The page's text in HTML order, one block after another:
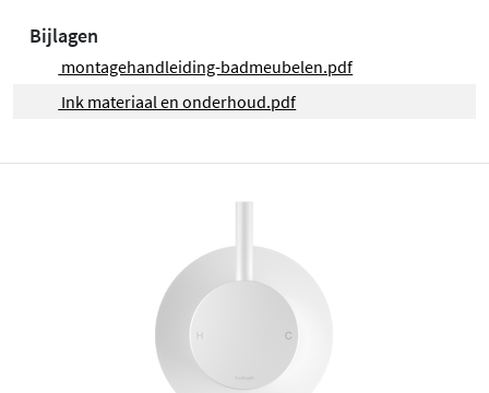
Bijlagen
montagehandleiding-badmeubelen.pdf
Ink materiaal en onderhoud.pdf